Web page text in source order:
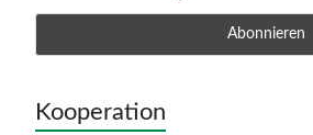
Kooperation